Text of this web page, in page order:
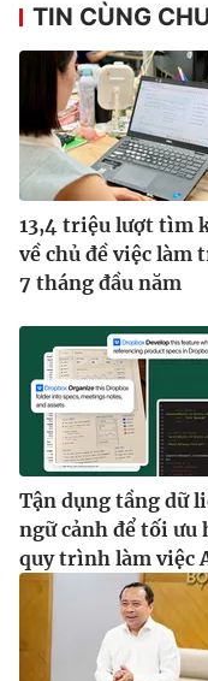
TIN CÙNG
13,4 triệu lượt tìm
về chủ đề việc làm
7 tháng đầu năm
Tận dụng tầng dữ
ngữ cảnh để tối ưu
quy trình làm việc